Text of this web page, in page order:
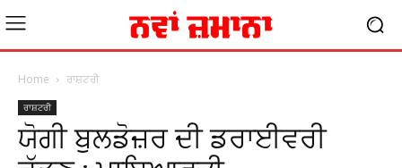
Home ਰਾਸ਼ਟਰੀ
ਰਾਸ਼ਟਰੀ
ਯੋਗੀ ਬੁਲਡੋਜ਼ਰ ਦੀ ਡਰਾਈਵਰੀ